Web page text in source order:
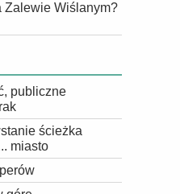
Zalewie Wiślanym?
publiczne
ścieżka
miasto